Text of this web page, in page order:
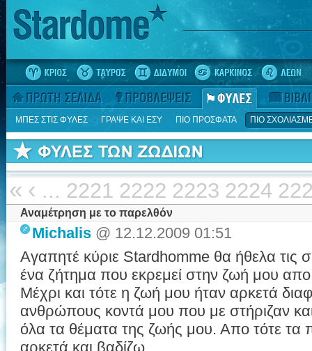
ΜΠΕΣ ΣΤΙΣ ΦΥΛΕΣ ΓΡΑΨΕ ΚΑΙ ΕΣΥ ΠΙΟ ΠΡΟΣΦΑΤΑ ΠΙΟ
« ‹ ... 2221 2222 2223 2224
Αναμέτρηση με το παρελθόν
Michalis @ 12.12.2009 01:51
Αγαπητέ κύριε Stardhomme θα ήθελα τις
ένα ζήτημα που εκρεμεί στην ζωή μου
Μέχρι και τότε η ζωή μου ήταν αρκετά
ανθρώπους κοντά μου που με στήριζαν
όλα τα θέματα της ζωής μου. Απο τότε τα
αρκετά και βαδίζω ...